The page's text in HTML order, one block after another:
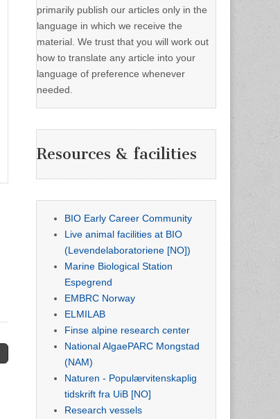
primarily publish our articles only in the
language in which we receive the
material. We trust that you will work out
how to translate any article into your
language of preference whenever
needed.
Resources & facilities
BIO Early Career Community
Live animal facilities at BIO
(Levendelaboratoriene [NO])
Marine Biological Station
Espegrend
EMBRC Norway
ELMILAB
Finse alpine research center
National AlgaePARC Mongstad
(NAM)
Naturen - Populærvitenskaplig
tidskrift fra UiB [NO]
Research vessels